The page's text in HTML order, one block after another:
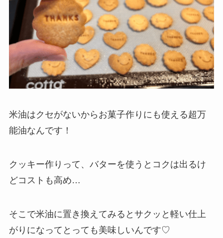
米油はクセがないからお菓子作りにも使える超万
能油なんです！
クッキー作りって、バターを使うとコクは出るけ
どコストも高め…
そこで米油に置き換えてみるとサクッと軽い仕上
がりになってとっても美味しいんです♡